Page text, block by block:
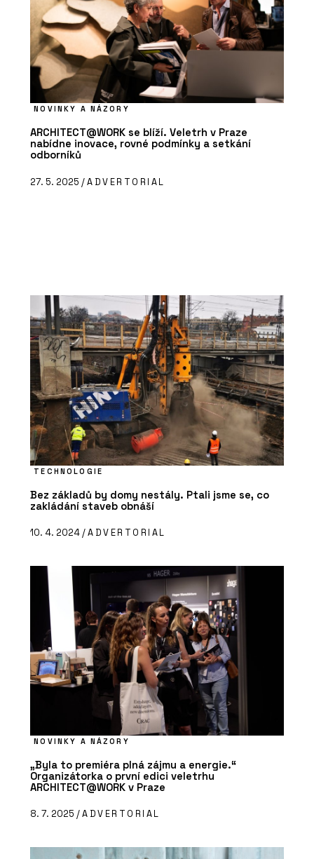
NOVINKY A NÁZORY
ARCHITECT@WORK se blíží. Veletrh v Praze
nabídne inovace, rovné podmínky a setkání
odborníků
27. 5. 2025 /ADVERTORIAL
TECHNOLOGIE
Bez základů by domy nestály. Ptali jsme se, co
zakládání staveb obnáší
10. 4. 2024 /ADVERTORIAL
NOVINKY A NÁZORY
„Byla to premiéra plná zájmu a energie.“
Organizátorka o první edici veletrhu
ARCHITECT@WORK v Praze
8. 7. 2025 /ADVERTORIAL